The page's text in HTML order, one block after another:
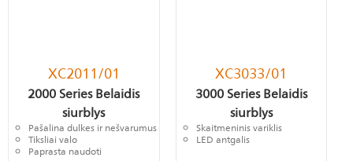
XC2011/01
2000 Series Belaidis
siurblys
Pašalina dulkes ir nešvarumus
Tiksliai valo
Paprasta naudoti
XC3033/01
3000 Series Belaidis
siurblys
Skaitmeninis variklis
LED antgalis